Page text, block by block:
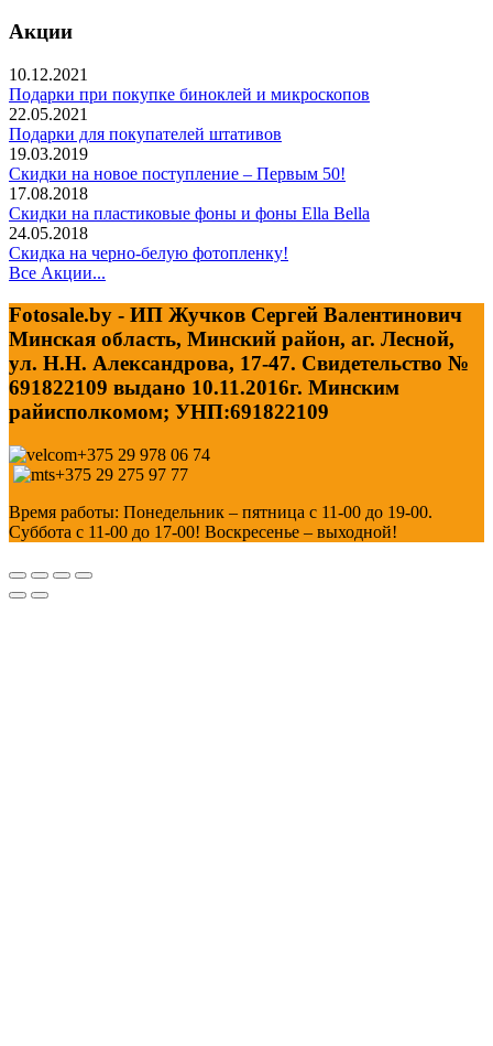
Акции
10.12.2021
Подарки при покупке биноклей и микроскопов
22.05.2021
Подарки для покупателей штативов
19.03.2019
Скидки на новое поступление – Первым 50!
17.08.2018
Скидки на пластиковые фоны и фоны Ella Bella
24.05.2018
Скидка на черно-белую фотопленку!
Все Акции...
Fotosale.by - ИП Жучков Сергей Валентинович
Минская область, Минский район, аг. Лесной,
ул. Н.Н. Александрова, 17-47. Свидетельство №
691822109 выдано 10.11.2016г. Минским
райисполкомом; УНП:691822109
+375 29 978 06 74
+375 29 275 97 77
Время работы: Понедельник – пятница с 11-00 до 19-00.
Суббота с 11-00 до 17-00! Воскресенье – выходной!